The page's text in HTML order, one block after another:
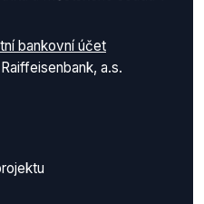
bankovní účet
a.s.